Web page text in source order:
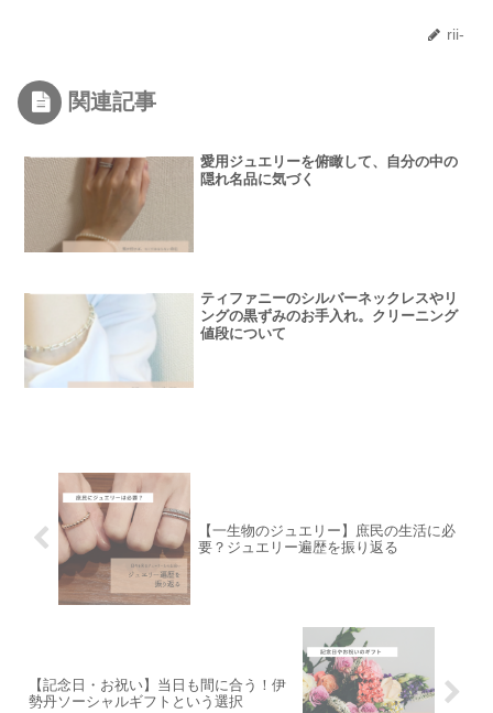
rii-
関連記事
愛用ジュエリーを俯瞰して、自分の中の
隠れ名品に気づく
ティファニーのシルバーネックレスやリ
ングの黒ずみのお手入れ。クリーニング
値段について
【一生物のジュエリー】庶民の生活に必
要？ジュエリー遍歴を振り返る
【記念日・お祝い】当日も間に合う！伊
勢丹ソーシャルギフトという選択